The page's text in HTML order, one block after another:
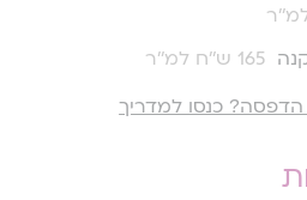
165 ש''ח למ''ר
כנסו למדריך